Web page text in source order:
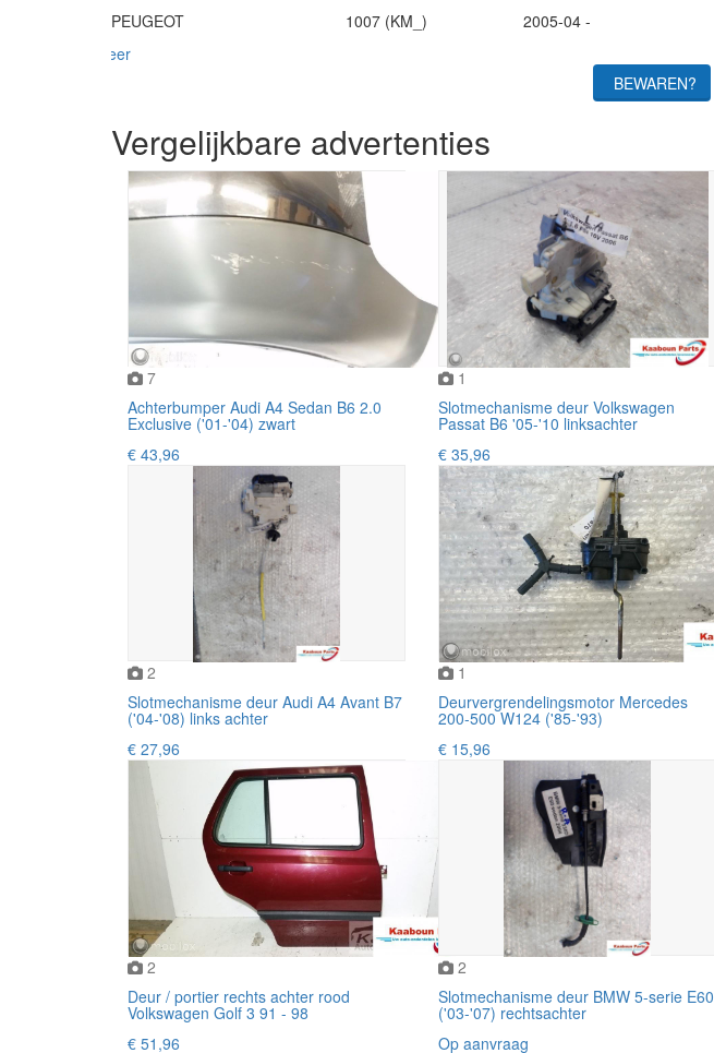
PEUGEOT 1007 (KM_) 2005-04 -
meer
BEWAREN?
Vergelijkbare advertenties
7
Achterbumper Audi A4 Sedan B6 2.0
Exclusive ('01-'04) zwart
€ 43,96
1
Slotmechanisme deur Volkswagen
Passat B6 '05-'10 linksachter
€ 35,96
2
Slotmechanisme deur Audi A4 Avant B7
('04-'08) links achter
€ 27,96
1
Deurvergrendelingsmotor Mercedes
200-500 W124 ('85-'93)
€ 15,96
2
Deur / portier rechts achter rood
Volkswagen Golf 3 91 - 98
€ 51,96
2
Slotmechanisme deur BMW 5-serie E60
('03-'07) rechtsachter
Op aanvraag